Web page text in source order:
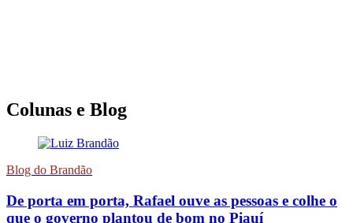
Colunas e Blog
Blog do Brandão
De porta em porta, Rafael ouve as pessoas e colhe o
que o governo plantou de bom no Piauí